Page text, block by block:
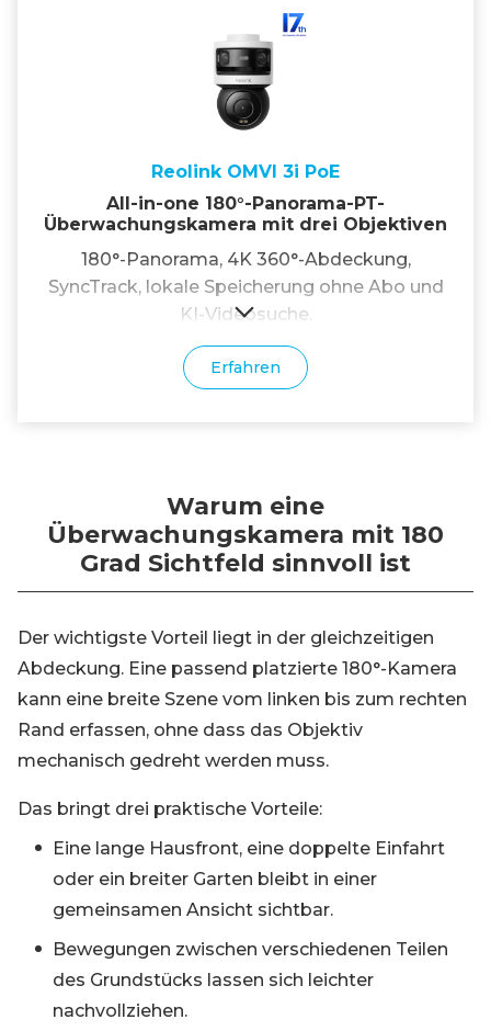
Reolink OMVI 3i PoE
All-in-one 180°-Panorama-PT-
Überwachungskamera mit drei Objektiven
180°-Panorama, 4K 360°-Abdeckung,
SyncTrack, lokale Speicherung ohne Abo und
KI-Videosuche.
Erfahren
Warum eine
Überwachungskamera mit 180
Grad Sichtfeld sinnvoll ist
Der wichtigste Vorteil liegt in der gleichzeitigen
Abdeckung. Eine passend platzierte 180°-Kamera
kann eine breite Szene vom linken bis zum rechten
Rand erfassen, ohne dass das Objektiv
mechanisch gedreht werden muss.
Das bringt drei praktische Vorteile:
Eine lange Hausfront, eine doppelte Einfahrt
oder ein breiter Garten bleibt in einer
gemeinsamen Ansicht sichtbar.
Bewegungen zwischen verschiedenen Teilen
des Grundstücks lassen sich leichter
nachvollziehen.